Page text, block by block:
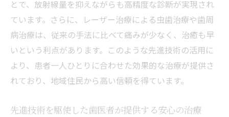
とで、放射線量を抑えながらも高精度な診断が実現され
ています。さらに、レーザー治療による虫歯治療や歯周
病治療は、従来の手法に比べて痛みが少なく、治癒も早
いという利点があります。このような先進技術の活用に
より、患者一人ひとりに合わせた効果的な治療が提供さ
れており、地域住民から高い信頼を得ています。
先進技術を駆使した歯医者が提供する安心の治療